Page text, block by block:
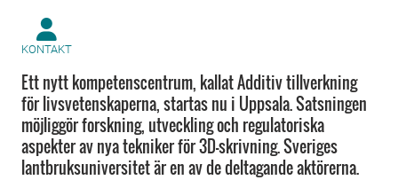
KONTAKT
Ett nytt kompetenscentrum, kallat Additiv tillverkning
för livsvetenskaperna, startas nu i Uppsala. Satsningen
möjliggör forskning, utveckling och regulatoriska
aspekter av nya tekniker för 3D-skrivning. Sveriges
lantbruksuniversitet är en av de deltagande aktörerna.